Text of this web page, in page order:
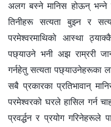
अलग बस्ने मानिस होऊन् भन्ने
तिनीहरू सत्यता बुझ्न र
परमेश्‍वरमाथिको आस्था
पछ्याउने भनी अझ राम्ररी
गर्नहेतु सत्यता पछ्याउनेहरूका
सबै प्रकारका प्रतिभावान्
परमेश्‍वरको घरले हासिल गर्न
प्रवर्द्धन र प्रयोग